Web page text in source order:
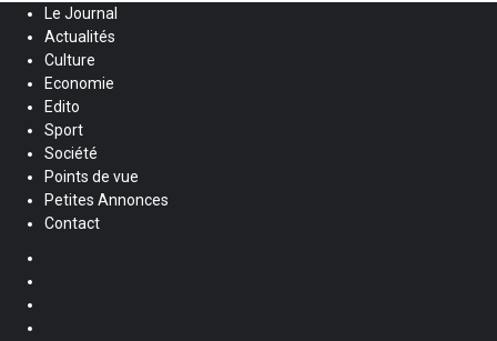
Le Journal
Actualités
Culture
Economie
Edito
Sport
Société
Points de vue
Petites Annonces
Contact